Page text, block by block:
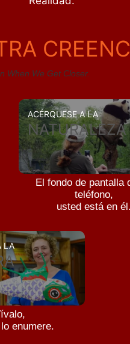
When We Get Closer.
ACÉRQUESE A LA
NATURALEZA
El fondo de pantalla
teléfono,
usted está en él.
LA
enumere.